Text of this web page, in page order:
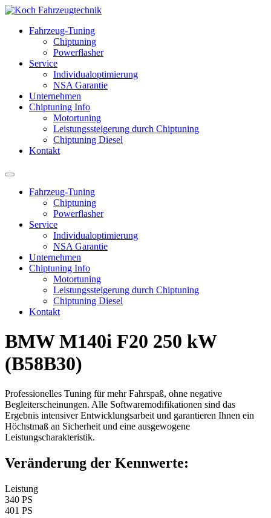
Fahrzeug-Tuning
Chiptuning
Powerflasher
Service
Individualoptimierung
NSA Garantie
Unternehmen
Chiptuning Info
Motortuning
Leistungssteigerung durch Chiptuning
Chiptuning Diesel
Kontakt
Fahrzeug-Tuning
Chiptuning
Powerflasher
Service
Individualoptimierung
NSA Garantie
Unternehmen
Chiptuning Info
Motortuning
Leistungssteigerung durch Chiptuning
Chiptuning Diesel
Kontakt
BMW M140i F20 250 kW
(B58B30)
Professionelles Tuning für mehr Fahrspaß, ohne negative
Begleiterscheinungen. Alle Softwaremodifikationen sind das
Ergebnis intensiver Entwicklungsarbeit und garantieren Ihnen ein
Höchstmaß an Sicherheit und eine ausgewogene
Leistungscharakteristik.
Veränderung der Kennwerte:
Leistung
340 PS
401 PS